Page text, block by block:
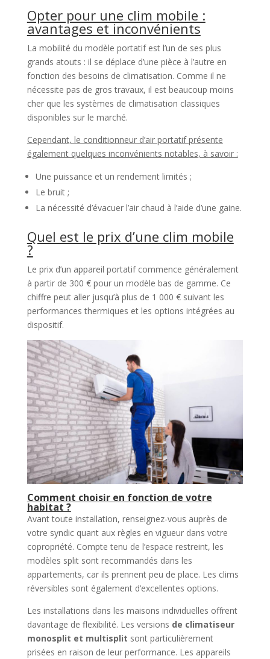
Opter pour une clim mobile :
avantages et inconvénients
La mobilité du modèle portatif est l’un de ses plus
grands atouts : il se déplace d’une pièce à l’autre en
fonction des besoins de climatisation. Comme il ne
nécessite pas de gros travaux, il est beaucoup moins
cher que les systèmes de climatisation classiques
disponibles sur le marché.
Cependant, le conditionneur d’air portatif présente
également quelques inconvénients notables, à savoir :
Une puissance et un rendement limités ;
Le bruit ;
La nécessité d’évacuer l’air chaud à l’aide d’une gaine.
Quel est le prix d’une clim mobile
?
Le prix d’un appareil portatif commence généralement
à partir de 300 € pour un modèle bas de gamme. Ce
chiffre peut aller jusqu’à plus de 1 000 € suivant les
performances thermiques et les options intégrées au
dispositif.
Comment choisir en fonction de votre
habitat ?
Avant toute installation, renseignez-vous auprès de
votre syndic quant aux règles en vigueur dans votre
copropriété. Compte tenu de l’espace restreint, les
modèles split sont recommandés dans les
appartements, car ils prennent peu de place. Les clims
réversibles sont également d’excellentes options.
Les installations dans les maisons individuelles offrent
davantage de flexibilité. Les versions de climatiseur
monosplit et multisplit sont particulièrement
prisées en raison de leur performance. Les appareils